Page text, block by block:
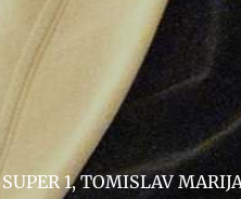
SUPER 1,TOMISLAV